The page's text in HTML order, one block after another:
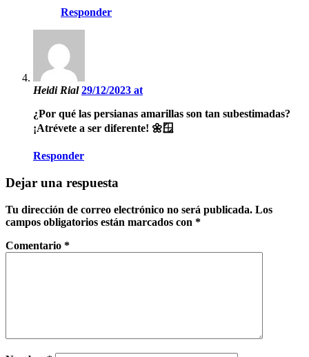
Responder
Heidi Rial29/12/2023 at
¿Por qué las persianas amarillas son tan subestimadas?
¡Atrévete a ser diferente! 🌼🪟
Responder
Dejar una respuesta
Tu dirección de correo electrónico no será publicada. Los
campos obligatorios están marcados con *
Comentario *